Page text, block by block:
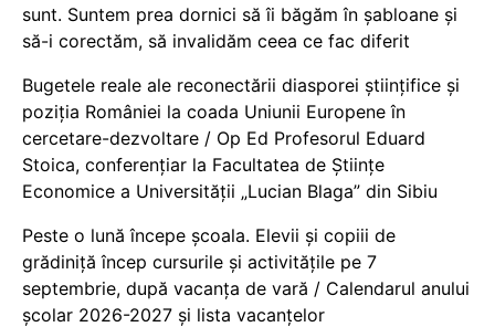
sunt. Suntem prea dornici să îi băgăm în șabloane și
să-i corectăm, să invalidăm ceea ce fac diferit
Bugetele reale ale reconectării diasporei științifice și
poziția României la coada Uniunii Europene în
cercetare-dezvoltare / Op Ed Profesorul Eduard
Stoica, conferențiar la Facultatea de Științe
Economice a Universității „Lucian Blaga” din Sibiu
Peste o lună începe școala. Elevii și copiii de
grădiniță încep cursurile și activitățile pe 7
septembrie, după vacanța de vară / Calendarul anului
școlar 2026-2027 și lista vacanțelor